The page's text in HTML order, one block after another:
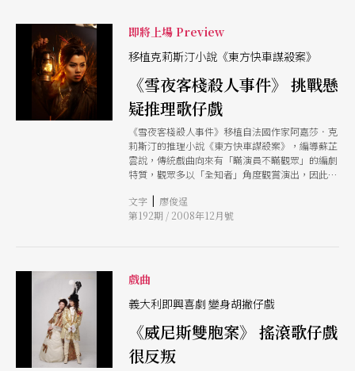
即將上場 Preview
移植克莉斯汀小說《東方快車謀殺案》
《雪夜客棧殺人事件》 挑戰懸
疑推理歌仔戲
《雪夜客棧殺人事件》移植自法國作家阿嘉莎．克
莉斯汀的推理小說《東方快車謀殺案》，編導蘇芷
雲說，傳統戲曲向來有「瞞演員不瞞觀眾」的編劇
特質，觀眾多以「全知者」角度觀賞演出，因此戲
將原著十二人兇手團濃縮為七人，角色如拼圖般，
一塊一塊拼湊出完整的故事輪廓，觀眾不到最後一
文字 | 廖俊逞
第192期 / 2008年12月號
戲曲
義大利即興喜劇 變身胡撇仔戲
《威尼斯雙胞案》 搖滾歌仔戲
很反叛